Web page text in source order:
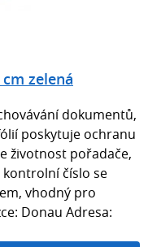
zelená
dokumentů,
poskytuje ochranu
životnost pořadače,
kontrolní číslo se
vhodný pro
Donau Adresa: